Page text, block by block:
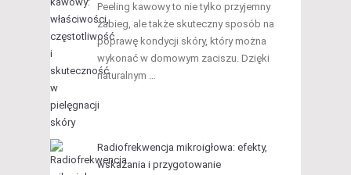
Peeling kawowy to nie tylko przyjemny
zabieg, ale także skuteczny sposób na
poprawę kondycji skóry, który można
wykonać w domowym zaciszu. Dzięki
naturalnym …
Radiofrekwencja mikroigłowa: efekty,
wskazania i przygotowanie